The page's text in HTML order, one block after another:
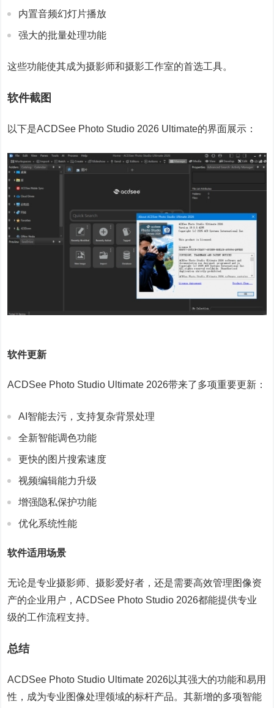
内置音频幻灯片播放
强大的批量处理功能
这些功能使其成为摄影师和摄影工作室的首选工具。
软件截图
以下是ACDSee Photo Studio 2026 Ultimate的界面展示：
软件更新
ACDSee Photo Studio Ultimate 2026带来了多项重要更新：
AI智能去污，支持复杂背景处理
全新智能调色功能
更快的图片搜索速度
视频编辑能力升级
增强隐私保护功能
优化系统性能
软件适用场景
无论是专业摄影师、摄影爱好者，还是需要高效管理图像资
产的企业用户，ACDSee Photo Studio 2026都能提供专业
级的工作流程支持。
总结
ACDSee Photo Studio Ultimate 2026以其强大的功能和易用
性，成为专业图像处理领域的标杆产品。其新增的多项智能